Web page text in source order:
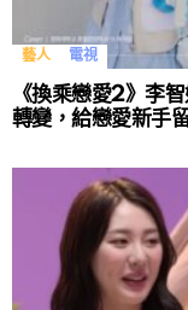
藝人 電視
《換乘戀愛2》李
轉變，給戀愛新手